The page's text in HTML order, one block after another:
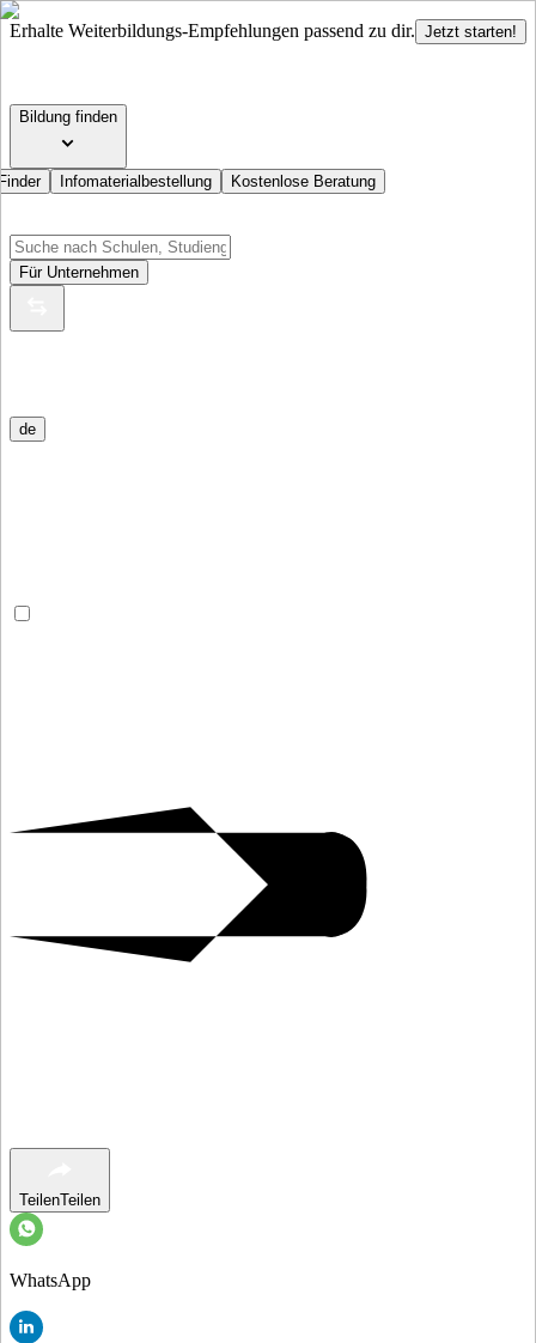
Erhalte Weiterbildungs-Empfehlungen passend zu dir. Jetzt starten!
Bildung finden
Infomaterialbestellung Kostenlose Beratung
Für Unternehmen
de
TeilenTeilen
WhatsApp